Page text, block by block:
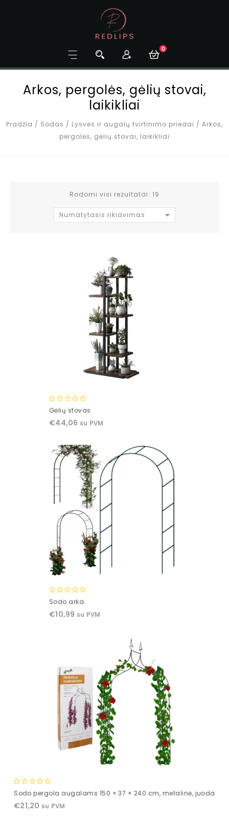
0
Arkos, pergolės, gėlių stovai,
laikikliai
Pradžia / Sodas / Lysvės ir augalų tvirtinimo priedai / Arkos,
pergolės, gėlių stovai, laikikliai
Rodomi visi rezultatai: 19
Numatytasis rikiavimas
0
of
Gėlių stovas
€44,06 su PVM
0
of
Sodo arka
€10,99 su PVM
0
of
Sodo pergola augalams 150 × 37 × 240 cm, metalinė, juoda
€21,20 su PVM